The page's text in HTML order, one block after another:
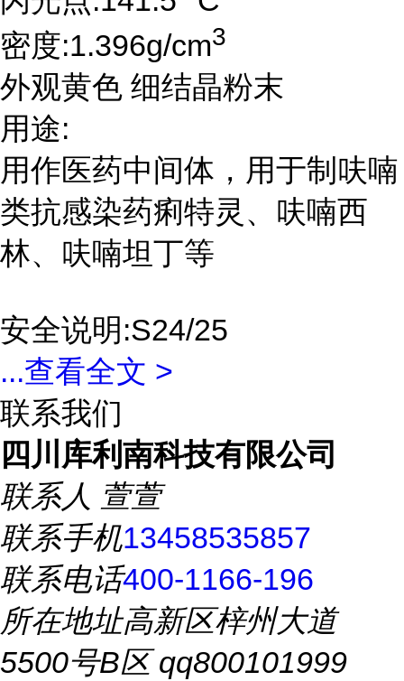
密度:1.396g/cm3
外观黄色 细结晶粉末
用途:
用作医药中间体，用于制呋喃
类抗感染药痢特灵、呋喃西
林、呋喃坦丁等
安全说明:S24/25
...查看全文 >
联系我们
四川库利南科技有限公司
联系人 萱萱
联系手机13458535857
联系电话400-1166-196
所在地址高新区梓州大道
5500号B区 qq800101999